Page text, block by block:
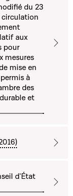
du 23
circulation
aux
pour
mesures
mise en
à
des
et
d'État